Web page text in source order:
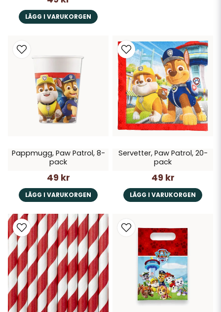
LÄGG I VARUKORGEN
Pappmugg, Paw Patrol, 8-
pack
49 kr
LÄGG I VARUKORGEN
Servetter, Paw Patrol, 20-
pack
49 kr
LÄGG I VARUKORGEN